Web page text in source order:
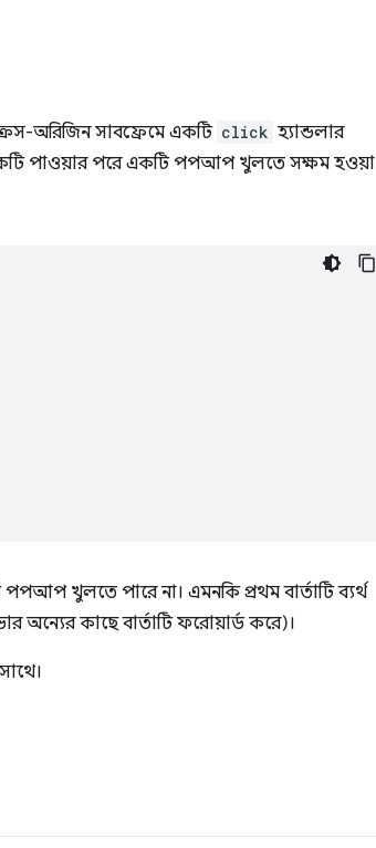
অরিজিন সাবফ্রেমে একটি click হ্যান্ডলার
একটি পাওয়ার পরে একটি পপআপ খুলতে সক্ষম হওয়া
পপআপ খুলতে পারে না। এমনকি প্রথম বার্তাটি ব্যর্থ
অন্যের কাছে বার্তাটি ফরোয়ার্ড করে)।